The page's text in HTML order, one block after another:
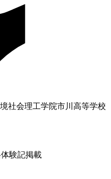
社会理工学院市川高等学校
験記掲載